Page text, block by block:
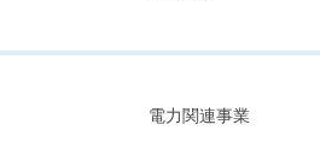
電力関連事業